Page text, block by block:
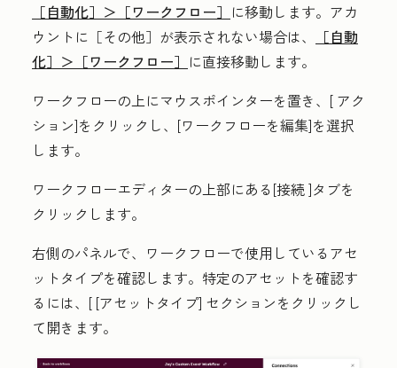
［自動化］＞ ［ワークフロー］ に移動します。アカ
ウントに ［その他］が表示されない場合は、
［自動
化］＞ ［ワークフロー］ に直接移動します。
ワークフローの上にマウスポインターを置き、[ アク
ション]をクリックし、[ワークフローを編集]を選択
します。
ワークフローエディターの上部にある[接続]タブを
クリックします。
右側のパネルで、ワークフローで使用しているアセ
ットタイプを確認します。特定のアセットを確認す
るには、[ [アセットタイプ] セクションをクリックし
て開きます。